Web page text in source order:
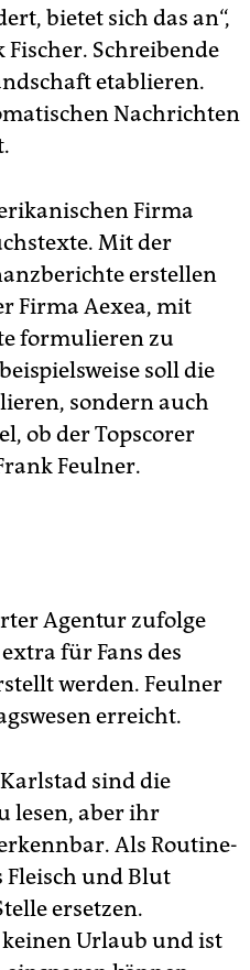
bietet sich das an“,
Schreibende
etablieren.
Nachrichten
Firma
Mit der
erstellen
Firma Aexea, mit
formulieren zu
soll die
sondern auch
ob der Topscorer
Feulner.
Agentur zufolge
für Fans des
werden. Feulner
erreicht.
sind die
lesen, aber ihr
Als Routine-
Fleisch und Blut
ersetzen.
keinen Urlaub und ist